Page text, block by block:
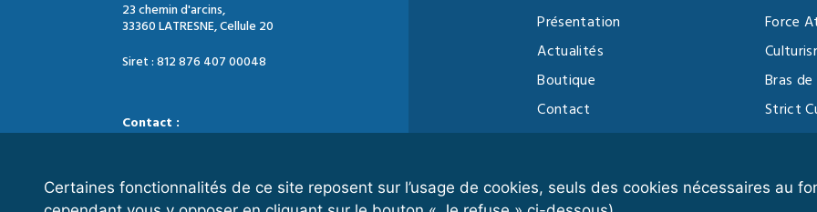
Certaines fonctionnalités de ce site reposent sur l’usage de cookies, seuls des cookies nécessaires au
23 chemin d'arcins,
33360 LATRESNE, Cellule 20
Siret : 812 876 407 00048
Contact :
Présentation
Actualités
Boutique
Contact
Vidéothèque
Force
Bras
Strict